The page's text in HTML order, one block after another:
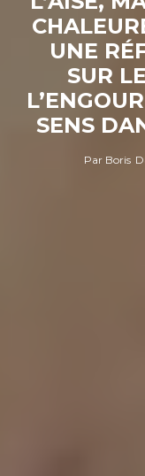
UNE
SUR
SENS
Par Boris